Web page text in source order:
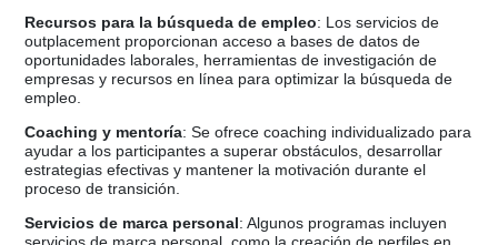
Recursos para la búsqueda de empleo: Los servicios de
outplacement proporcionan acceso a bases de datos de
oportunidades laborales, herramientas de investigación de
empresas y recursos en línea para optimizar la búsqueda de
empleo.
Coaching y mentoría: Se ofrece coaching individualizado para
ayudar a los participantes a superar obstáculos, desarrollar
estrategias efectivas y mantener la motivación durante el
proceso de transición.
Servicios de marca personal: Algunos programas incluyen
servicios de marca personal, como la creación de perfiles en